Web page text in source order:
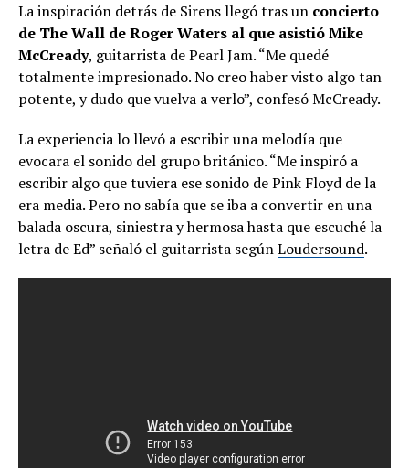
La inspiración detrás de Sirens llegó tras un concierto
de The Wall de Roger Waters al que asistió Mike
McCready, guitarrista de Pearl Jam. “Me quedé
totalmente impresionado. No creo haber visto algo tan
potente, y dudo que vuelva a verlo”, confesó McCready.
La experiencia lo llevó a escribir una melodía que
evocara el sonido del grupo británico. “Me inspiró a
escribir algo que tuviera ese sonido de Pink Floyd de la
era media. Pero no sabía que se iba a convertir en una
balada oscura, siniestra y hermosa hasta que escuché la
letra de Ed” señaló el guitarrista segúnLoudersound.